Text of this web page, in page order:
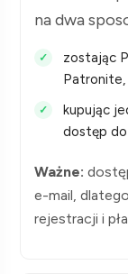
na dwa
zostając
Patronite,
kupując
dostęp do
Ważne:
e-mail,
rejestracji i